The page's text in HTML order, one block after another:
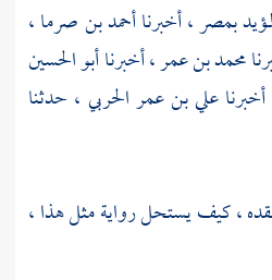
بمصر، أخبرناأحمد بن صرما،
محمد بن عمر، أخبرناأبو الحسين
علي بن عمر الحربي ، حدثنا
، كيف يستحل رواية مثل هذا ،